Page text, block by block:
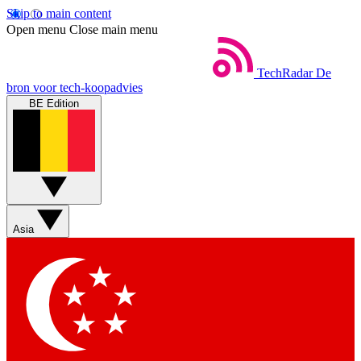
Skip to main content
Open menu Close main menu
TechRadar De
bron voor tech-koopadvies
BE Edition
Asia